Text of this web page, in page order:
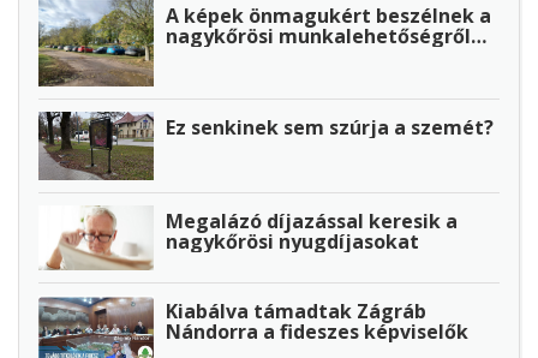
A képek önmagukért beszélnek a
nagykőrösi munkalehetőségről…
Ez senkinek sem szúrja a szemét?
Megalázó díjazással keresik a
nagykőrösi nyugdíjasokat
Kiabálva támadtak Zágráb
Nándorra a fideszes képviselők